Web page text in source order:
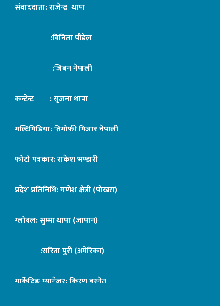
संवाददाता: राजेन्द्र थापा
:बिनिता पौडेल
:जिबन नेपाली
कन्टेन्ट : सृजना थापा
मल्टिमिडिया: तिमोफी मिजार नेपाली
फोटो पत्रकार: राकेश भण्डारी
प्रदेश प्रतिनिधि: गणेश क्षेत्री (पोखरा)
ग्लोबल: सुम्मा थापा (जापान)
:सरिता पुरी (अमेरिका)
मार्केटिङ म्यानेजर: किरण बस्नेत